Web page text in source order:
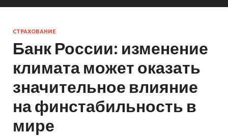
СТРАХОВАНИЕ
Банк России: изменение
климата может оказать
значительное влияние
на финстабильность в
мире